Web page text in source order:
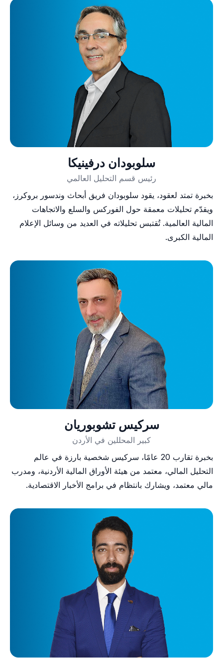
سلوبودان درفينيكا
رئيس قسم التحليل العالمي
بخبرة تمتد لعقود، يقود سلوبودان فريق أبحاث وندسور بروكرز،
ويقدّم تحليلات معمقة حول الفوركس والسلع والاتجاهات
المالية العالمية. تُقتبس تحليلاته في العديد من وسائل الإعلام
المالية الكبرى.
سركيس تشوبوريان
كبير المحللين في الأردن
بخبرة تقارب 20 عامًا، سركيس شخصية بارزة في عالم
التحليل المالي، معتمد من هيئة الأوراق المالية الأردنية، ومدرب
مالي معتمد، ويشارك بانتظام في برامج الأخبار الاقتصادية.